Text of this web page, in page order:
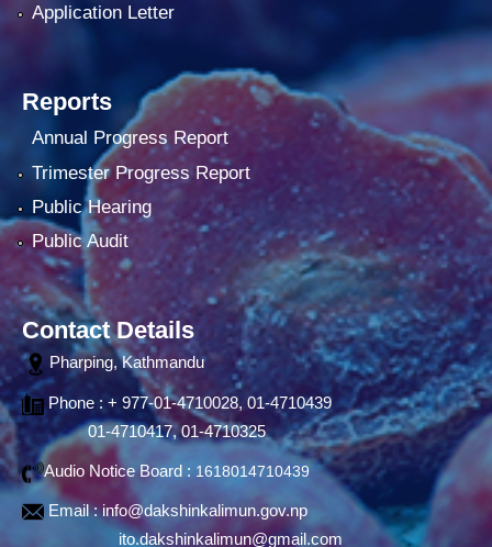
Application Letter
Reports
Annual Progress Report
Trimester Progress Report
Public Hearing
Public Audit
Contact Details
Pharping, Kathmandu
Phone : + 977-01-4710028, 01-4710439
01-4710417, 01-4710325
Audio Notice Board : 1618014710439
Email :info@dakshinkalimun.gov.np
ito.dakshinkalimun@gmail.com